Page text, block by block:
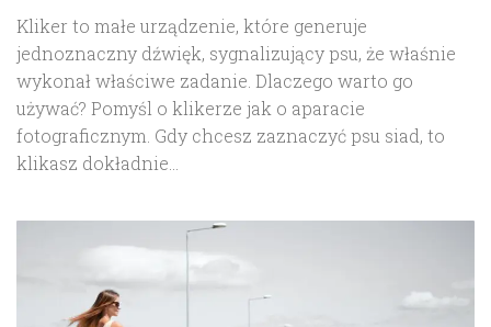
Kliker to małe urządzenie, które generuje
jednoznaczny dźwięk, sygnalizujący psu, że właśnie
wykonał właściwe zadanie. Dlaczego warto go
używać? Pomyśl o klikerze jak o aparacie
fotograficznym. Gdy chcesz zaznaczyć psu siad, to
klikasz dokładnie...